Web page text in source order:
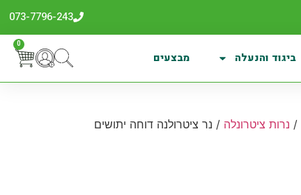
073-7796-243
ביגוד והנעלה מבצעים
0
/ נרות ציטרונלה / נר ציטרולנה דוחה יתושים